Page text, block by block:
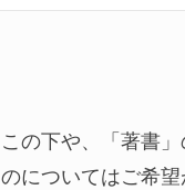
この下や、「著書
のについてはご希